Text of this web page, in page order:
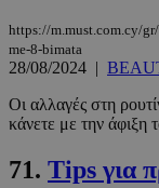
https://m.must.com.cy/
me-8-bimata
28/08/2024 |
Οι αλλαγές στη
κάνετε με την άφιξη
71. Tips για